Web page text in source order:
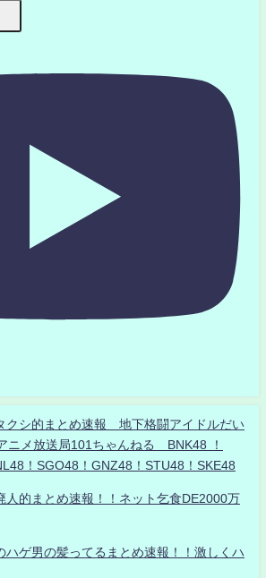
シ的まとめ速報 地下格闘アイドルだい
メ放送局101ちゃんねる BNK48 ！
！SGO48！GNZ48！STU48！SKE48
人的まとめ速報！！ネット乞食DE2000万
ハゲ男の髪ってるまとめ速報！！激しくハ